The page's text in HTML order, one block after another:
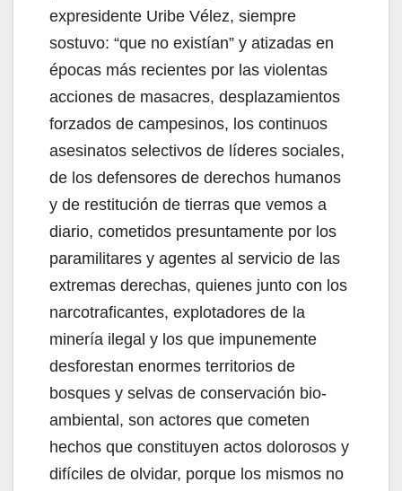
expresidente Uribe Vélez, siempre
sostuvo: “que no existían” y atizadas en
épocas más recientes por las violentas
acciones de masacres, desplazamientos
forzados de campesinos, los continuos
asesinatos selectivos de líderes sociales,
de los defensores de derechos humanos
y de restitución de tierras que vemos a
diario, cometidos presuntamente por los
paramilitares y agentes al servicio de las
extremas derechas, quienes junto con los
narcotraficantes, explotadores de la
minería ilegal y los que impunemente
desforestan enormes territorios de
bosques y selvas de conservación bio-
ambiental, son actores que cometen
hechos que constituyen actos dolorosos y
difíciles de olvidar, porque los mismos no